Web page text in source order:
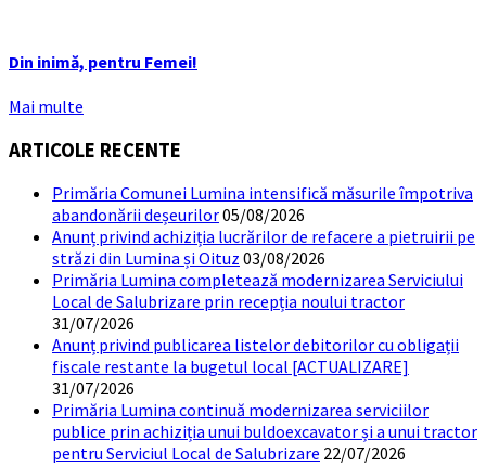
Din inimă, pentru Femei!
Mai multe
ARTICOLE RECENTE
Primăria Comunei Lumina intensifică măsurile împotriva
abandonării deșeurilor05/08/2026
Anunț privind achiziția lucrărilor de refacere a pietruirii pe
străzi din Lumina și Oituz 03/08/2026
Primăria Lumina completează modernizarea Serviciului
Local de Salubrizare prin recepția noului tractor
31/07/2026
Anunț privind publicarea listelor debitorilor cu obligații
fiscale restante la bugetul local [ACTUALIZARE]
31/07/2026
Primăria Lumina continuă modernizarea serviciilor
publice prin achiziția unui buldoexcavator și a unui tractor
pentru Serviciul Local de Salubrizare 22/07/2026